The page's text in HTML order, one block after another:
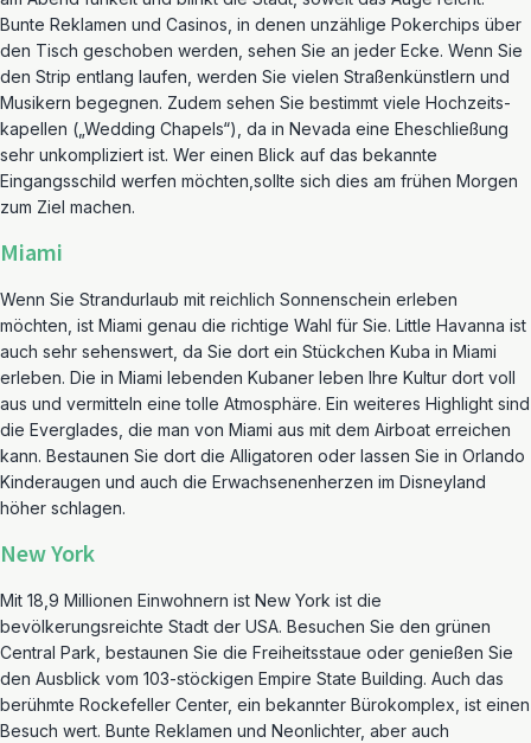
Bunte Reklamen und Casinos, in denen unzählige Pokerchips über
den Tisch geschoben werden, sehen Sie an jeder Ecke. Wenn Sie
den Strip entlang laufen, werden Sie vielen Straßenkünstlern und
Musikern begegnen. Zudem sehen Sie bestimmt viele Hochzeits-
kapellen („Wedding Chapels“), da in Nevada eine Eheschließung
sehr unkompliziert ist. Wer einen Blick auf das bekannte
Eingangsschild werfen möchten,sollte sich dies am frühen Morgen
zum Ziel machen.
Miami
Wenn Sie Strandurlaub mit reichlich Sonnenschein erleben
möchten, ist Miami genau die richtige Wahl für Sie. Little Havanna ist
auch sehr sehenswert, da Sie dort ein Stückchen Kuba in Miami
erleben. Die in Miami lebenden Kubaner leben Ihre Kultur dort voll
aus und vermitteln eine tolle Atmosphäre. Ein weiteres Highlight sind
die Everglades, die man von Miami aus mit dem Airboat erreichen
kann. Bestaunen Sie dort die Alligatoren oder lassen Sie in Orlando
Kinderaugen und auch die Erwachsenenherzen im Disneyland
höher schlagen.
New York
Mit 18,9 Millionen Einwohnern ist New York ist die
bevölkerungsreichte Stadt der USA. Besuchen Sie den grünen
Central Park, bestaunen Sie die Freiheitsstaue oder genießen Sie
den Ausblick vom 103-stöckigen Empire State Building. Auch das
berühmte Rockefeller Center, ein bekannter Bürokomplex, ist einen
Besuch wert. Bunte Reklamen und Neonlichter, aber auch